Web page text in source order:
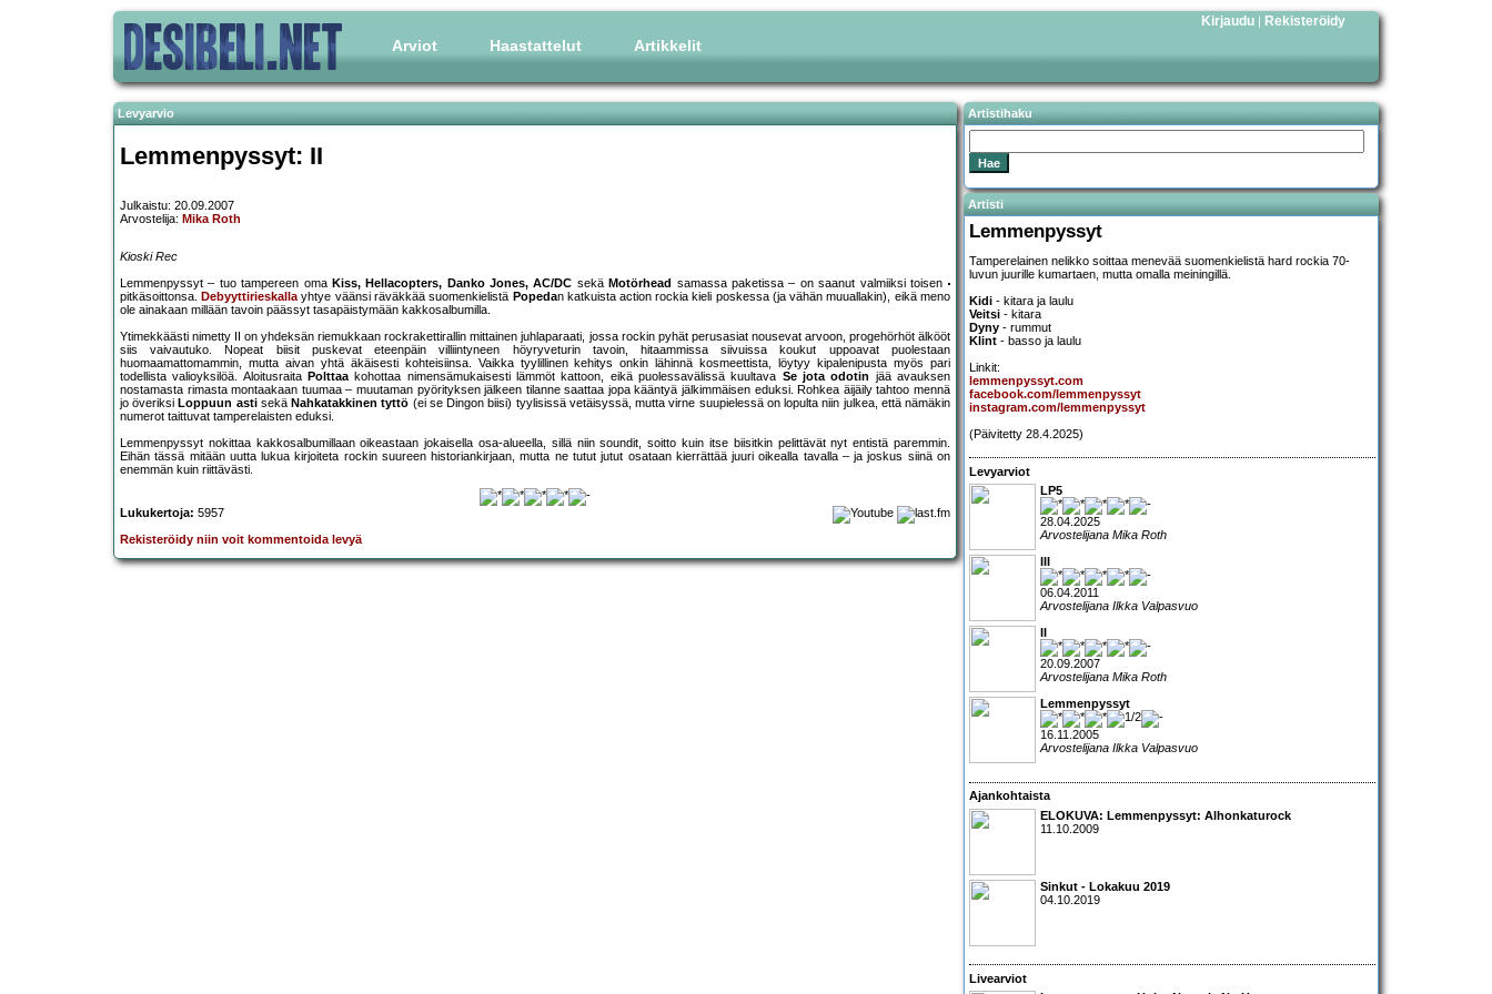
Arviot Haastattelut Artikkelit
Kirjaudu | Rekisteröidy
Levyarvio
Lemmenpyssyt: II
Julkaistu: 20.09.2007
Arvostelija: Mika Roth
Kioski Rec
Lemmenpyssyt – tuo tampereen oma Kiss, Hellacopters, Danko Jones, AC/DC sekä Motörhead samassa paketissa – on saanut valmiiksi toisen
pitkäsoittonsa. Debyyttirieskallayhtye väänsi räväkkää suomenkielistä Popedan katkuista action rockia kieli poskessa (ja vähän muuallakin), eikä meno
ole ainakaan millään tavoin päässyt tasapäistymään kakkosalbumilla.
Ytimekkäästi nimetty II on yhdeksän riemukkaan rockrakettirallin mittainen juhlaparaati, jossa rockin pyhät perusasiat nousevat arvoon, progehörhöt älkööt
siis vaivautuko. Nopeat biisit puskevat eteenpäin villiintyneen höyryveturin tavoin, hitaammissa siivuissa koukut uppoavat puolestaan
huomaamattomammin, mutta aivan yhtä äkäisesti kohteisiinsa. Vaikka tyylillinen kehitys onkin lähinnä kosmeettista, löytyy kipalenipusta myös pari
todellista valioyksilöä. Aloitusraita Polttaakohottaa nimensämukaisesti lämmöt kattoon, eikä puolessavälissä kuultava Se jota odotin jää avauksen
nostamasta rimasta montaakaan tuumaa – muutaman pyörityksen jälkeen tilanne saattaa jopa kääntyä jälkimmäisen eduksi. Rohkea äijäily tahtoo mennä
jo överiksi Loppuun astisekä Nahkatakkinen tyttö (ei se Dingon biisi) tyylisissä vetäisyssä, mutta virne suupielessä on lopulta niin julkea, että nämäkin
numerot taittuvat tamperelaisten eduksi.
Lemmenpyssyt nokittaa kakkosalbumillaan oikeastaan jokaisella osa-alueella, sillä niin soundit, soitto kuin itse biisitkin pelittävät nyt entistä paremmin.
Eihän tässä mitään uutta lukua kirjoiteta rockin suureen historiankirjaan, mutta ne tutut jutut osataan kierrättää juuri oikealla tavalla – ja joskus siinä on
enemmän kuin riittävästi.
Lukukertoja: 5957
Rekisteröidy niin voit kommentoida levyä
Artistihaku
Artisti
Lemmenpyssyt
Tamperelainen nelikko soittaa menevää suomenkielistä hard rockia 70-
luvun juurille kumartaen, mutta omalla meiningillä.
Kidi - kitara ja laulu
Veitsi - kitara
Dyny - rummut
Klint - basso ja laulu
Linkit:
lemmenpyssyt.com
facebook.com/lemmenpyssyt
instagram.com/lemmenpyssyt
(Päivitetty 28.4.2025)
Levyarviot
LP5
28.04.2025
Arvostelijana Mika Roth
III
06.04.2011
Arvostelijana Ilkka Valpasvuo
II
20.09.2007
Arvostelijana Mika Roth
Lemmenpyssyt
16.11.2005
Arvostelijana Ilkka Valpasvuo
Ajankohtaista
ELOKUVA: Lemmenpyssyt: Alhonkaturock
11.10.2009
Sinkut - Lokakuu 2019
04.10.2019
Livearviot